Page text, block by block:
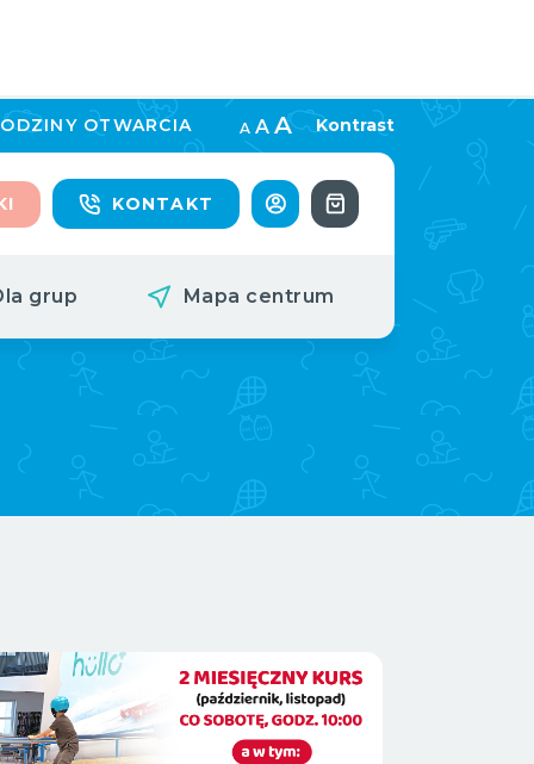
OTWARCIA A A A Kontrast
KONTAKT
grup Mapa centrum